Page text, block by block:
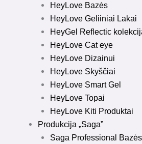
HeyLove Bazės
HeyLove Geliiniai Lakai
HeyGel Reflectic
HeyLove Cat eye
HeyLove Dizainui
HeyLove Skyščiai
HeyLove Smart Gel
HeyLove Topai
HeyLove Kiti Produktai
Produkcija „Saga”
Saga Professional Bazės